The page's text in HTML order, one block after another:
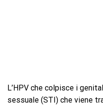
L’HPV che colpisce i
sessuale (STI) che viene